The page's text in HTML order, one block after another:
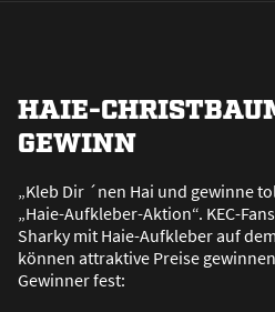
HAIE-
GEWINN
„Kleb Dir ´nen Hai und gewinne
„Haie-Aufkleber-Aktion“. KEC-
Sharky mit Haie-Aufkleber auf
können attraktive Preise
Gewinner fest: